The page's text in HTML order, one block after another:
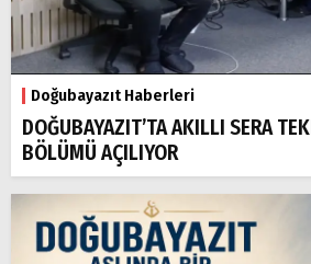
Doğubayazıt Haberleri
DOĞUBAYAZIT’TA AKILLI SERA
BÖLÜMÜ AÇILIYOR